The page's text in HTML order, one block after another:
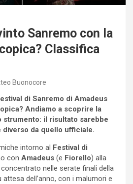
Sanremo con la
Classifica
Buonocore
di Sanremo di Amadeus
Andiamo a scoprire la
strumento: il risultato sarebbe
da quello ufficiale.
intorno al Festival di
con Amadeus (e Fiorello) alla
nelle serate finali della
dell’anno, con i malumori e